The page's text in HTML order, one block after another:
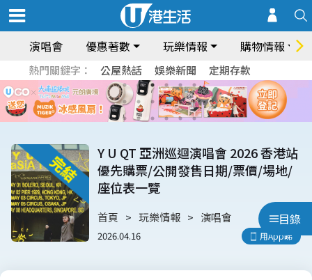
演唱會 優惠著數 玩樂情報 購物情報
熱門關鍵字： 公屋熱話 娛樂新聞 定期存款
目錄
Y U QT 亞洲巡迴演唱會 2026 香港站
優先購票/公開發售日期/票價/場地/
座位表一覽
首頁 玩樂情報 演唱會
2026.04.16 用App睇